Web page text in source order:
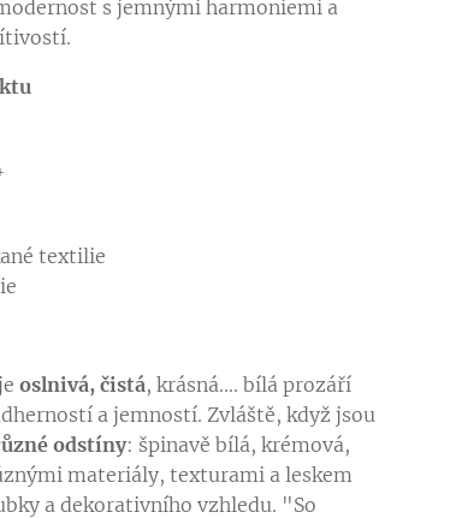
s jemnými harmoniemi a
textilie
oslnivá, čistá, krásná.... bílá prozáří
a jemností. Zvláště, když jsou
odstíny: špinavě bílá, krémová,
materiály, texturami a leskem
a dekorativního vzhledu. "So